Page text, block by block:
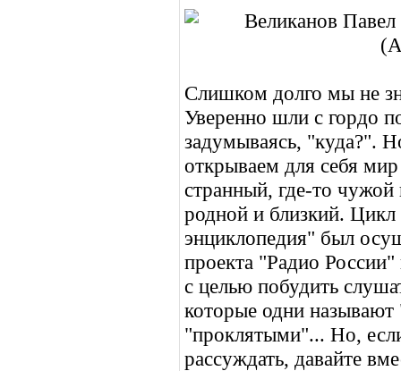
Слишком долго мы не
Уверенно шли с гордо
задумываясь, "куда?".
открываем для себя
странный, где-то
родной и близкий. Цикл
энциклопедия" был
проекта "Радио
с целью побудить
которые одни
"проклятыми"... Но,
рассуждать, давайте